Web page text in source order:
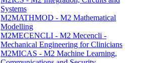
Systems
M2MATHMOD - M2 Mathematical
Modelling
M2MECENCLI - M2 Mecencli -
Mechanical Engineering for Clinicians
M2MICAS - M2 Machine Learning,